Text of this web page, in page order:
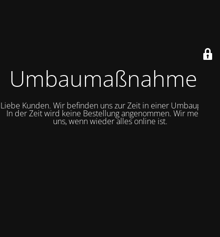
Umbaumaßnahmen
Liebe Kunden. Wir befinden uns zur Zeit in einer Umbauphase.
In der Zeit wird keine Bestellung angenommen. Wir melden
uns, wenn wieder alles online ist.